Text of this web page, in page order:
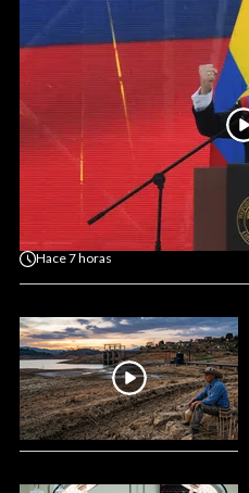
Hace7 horas